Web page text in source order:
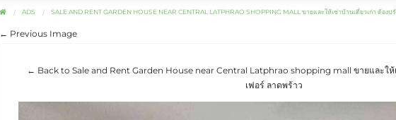
ADS SALE AND RENT GARDEN HOUSE NEAR CENTRAL LATPHRAO SHOPPING MALL ขายและให้เช่าบ้านเดี่ยวเก่า ต้องป
← Previous Image
← Back to Sale and Rent Garden House near Central Latphrao shopping mall ขายและให้
เฟอร์ ลาดพร้าว